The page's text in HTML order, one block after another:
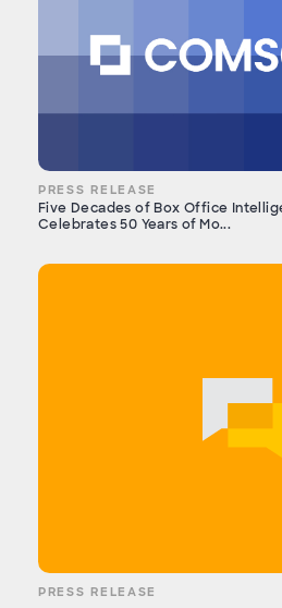
PRESS RELEASE
Five Decades of Box Office
Celebrates 50 Years of Mo...
PRESS RELEASE